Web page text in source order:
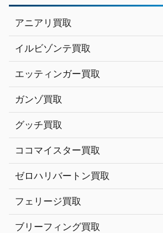
アニアリ買取
イルビゾンテ買取
エッティンガー買取
ガンゾ買取
グッチ買取
ココマイスター買取
ゼロハリバートン買取
フェリージ買取
ブリーフィング買取